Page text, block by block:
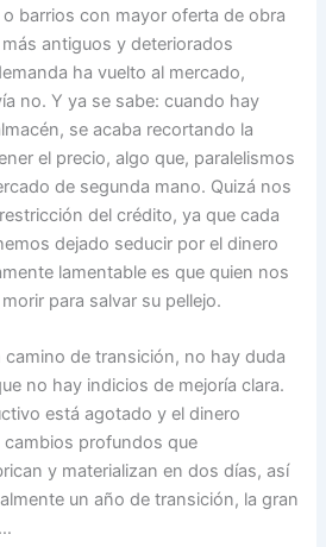
barrios con mayor oferta de obra
antiguos y deteriorados
ha vuelto al mercado,
no. Y ya se sabe: cuando hay
se acaba recortando la
el precio, algo que, paralelismos
de segunda mano. Quizá nos
del crédito, ya que cada
dejado seducir por el dinero
lamentable es que quien nos
para salvar su pellejo.
camino de transición, no hay duda
no hay indicios de mejoría clara.
está agotado y el dinero
cambios profundos que
y materializan en dos días, así
un año de transición, la gran